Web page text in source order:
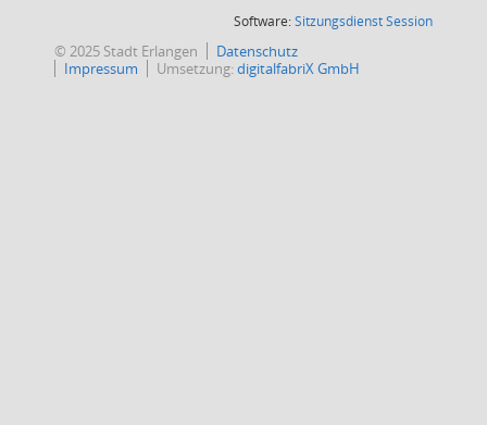
Software:SitzungsdienstSession(Wird in
© 2025 Stadt Erlangen
Datenschutz
Impressum
Umsetzung:digitalfabriX GmbH